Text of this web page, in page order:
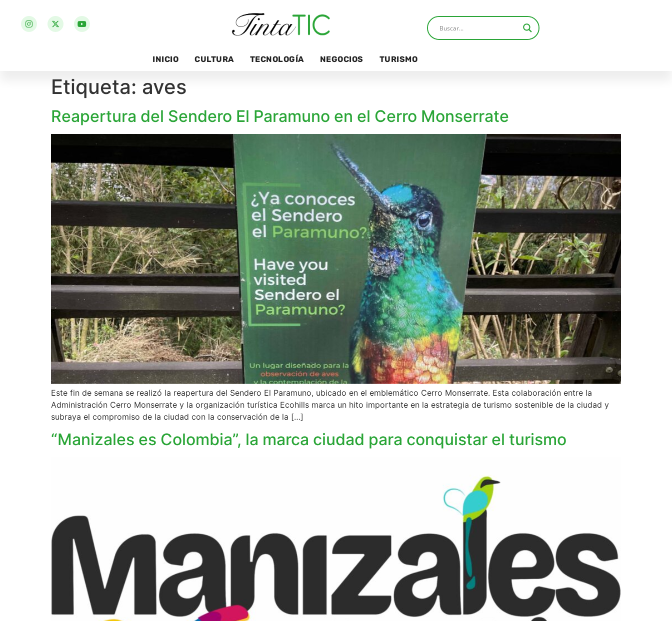
INICIO CULTURA TECNOLOGÍA NEGOCIOS TURISMO
Etiqueta: aves
Reapertura del Sendero El Paramuno en el Cerro Monserrate
Este fin de semana se realizó la reapertura del Sendero El Paramuno, ubicado en el emblemático Cerro Monserrate. Esta colaboración entre la
Administración Cerro Monserrate y la organización turística Ecohills marca un hito importante en la estrategia de turismo sostenible de la ciudad y
subraya el compromiso de la ciudad con la conservación de la […]
“Manizales es Colombia”, la marca ciudad para conquistar el turismo